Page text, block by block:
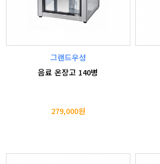
그랜드우성
음료 온장고 140병
279,000원